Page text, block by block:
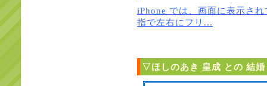
iPhone では、画面に表示さ
指で左右にフリ...
▽ほしのあき 皇成 との 結